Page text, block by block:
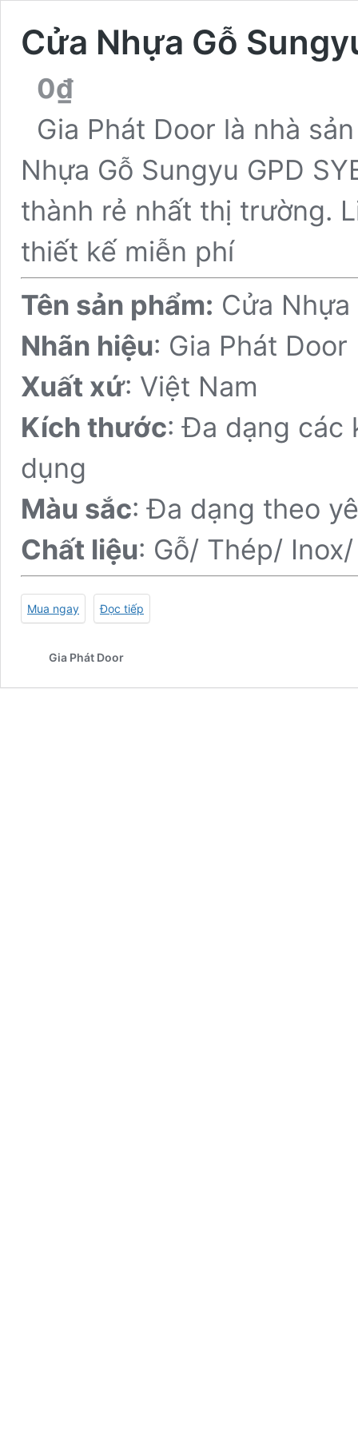
Cửa Nhựa Gỗ
0₫
Gia Phát Door là nhà
Nhựa Gỗ Sungyu GPD
thành rẻ nhất thị trường.
thiết kế miễn phí
Tên sản phẩm: Cửa
Nhãn hiệu: Gia Phát Door
Xuất xứ: Việt Nam
Kích thước: Đa dạng các
dụng
Màu sắc: Đa dạng theo
Chất liệu: Gỗ/ Thép/
Mua ngay Đọc tiếp
Gia Phát Door